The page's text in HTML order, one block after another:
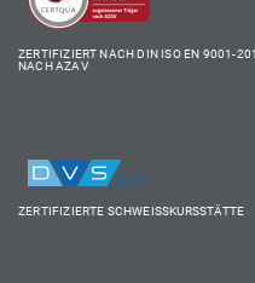
ZERTIFIZIERT NACH DIN ISO EN 9001-
NACH AZAV
ZERTIFIZIERTE SCHWEISSKURSSTÄTTE